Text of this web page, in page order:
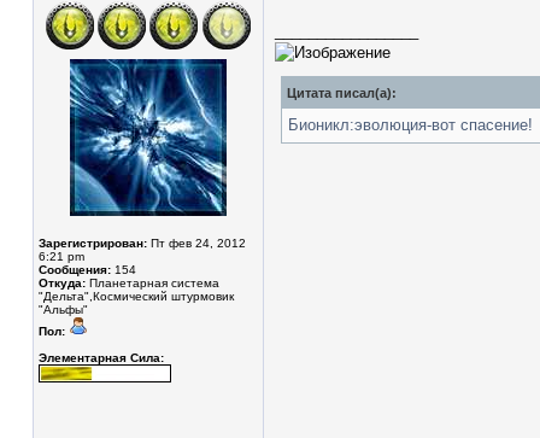
Зарегистрирован: Пт фев 24, 2012
6:21 pm
Сообщения: 154
Откуда: Планетарная система
"Дельта",Космический штурмовик
"Альфы"
Пол:
Элементарная Сила:
Цитата писал(а):
Бионикл:эволюция-вот спасение!